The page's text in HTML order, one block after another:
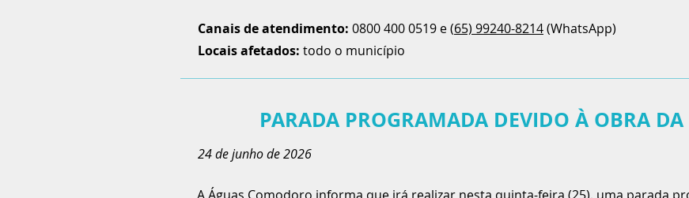
Canais de atendimento: 0800 400 0519 e (65) 99240-8214(WhatsApp)
Locais afetados: todo o município
PARADA PROGRAMADA DEVIDO À OBRA DA
24 de junho de 2026